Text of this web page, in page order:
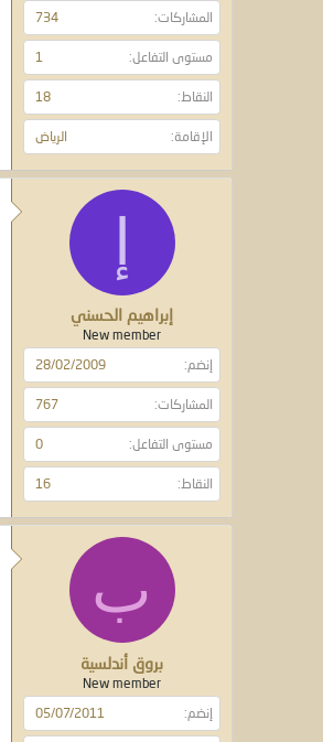
المشاركات 734
مستوى التفاعل 1
النقاط 18
الإقامة الرياض
إبراهيم الحسني
New member
إنضم
28/02/2009
المشاركات 767
مستوى التفاعل 0
النقاط 16
ب
بروق أندلسية
New member
إنضم
05/07/2011